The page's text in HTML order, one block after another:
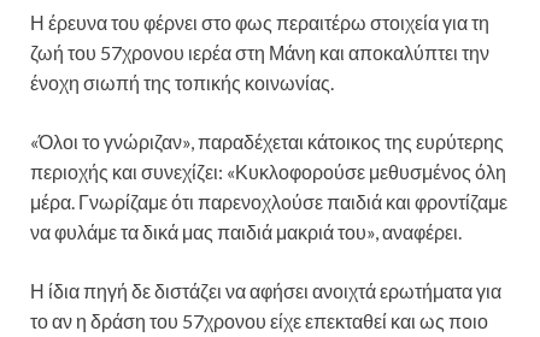
Η έρευνα του φέρνει στο φως περαιτέρω στοιχεία για τη
ζωή του 57χρονου ιερέα στη Μάνη και αποκαλύπτει την
ένοχη σιωπή της τοπικής κοινωνίας.
«Όλοι το γνώριζαν», παραδέχεται κάτοικος της ευρύτερης
περιοχής και συνεχίζει: «Κυκλοφορούσε μεθυσμένος όλη
μέρα. Γνωρίζαμε ότι παρενοχλούσε παιδιά και φροντίζαμε
να φυλάμε τα δικά μας παιδιά μακριά του», αναφέρει.
Η ίδια πηγή δε διστάζει να αφήσει ανοιχτά ερωτήματα για
το αν η δράση του 57χρονου είχε επεκταθεί και ως ποιο